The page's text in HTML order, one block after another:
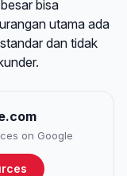
bisa
utama ada
dan tidak
on Google